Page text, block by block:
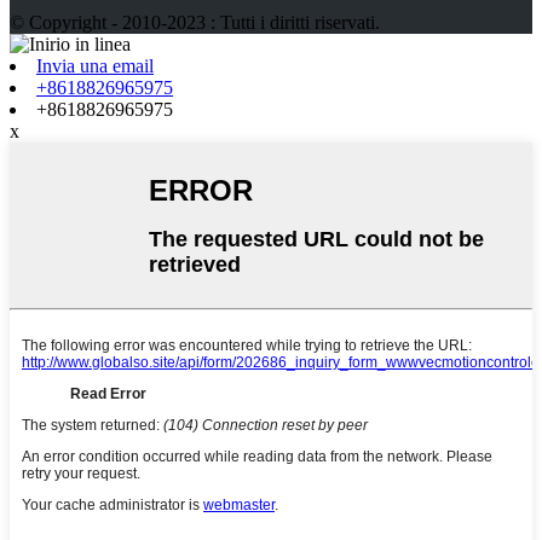
© Copyright - 2010-2023 : Tutti i diritti riservati.
Invia una email
+8618826965975
+8618826965975
x